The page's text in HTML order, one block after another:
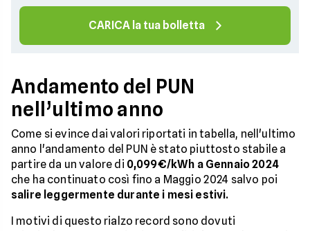
CARICA la tua bolletta
Andamento del PUN
nell’ultimo anno
Come si evince dai valori riportati in tabella, nell'ultimo
anno l'andamento del PUN è stato piuttosto stabile a
partire da un valore di 0,099€/kWh a Gennaio 2024
che ha continuato così fino a Maggio 2024 salvo poi
salire leggermente durante i mesi estivi.
I motivi di questo rialzo record sono dovuti